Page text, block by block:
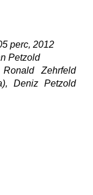
perc, 2012
Petzold
Zehrfeld
Deniz Petzold